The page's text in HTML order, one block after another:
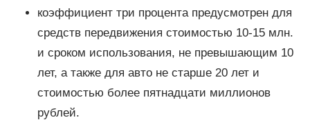
коэффициент три процента предусмотрен для
средств передвижения стоимостью 10-15 млн.
и сроком использования, не превышающим 10
лет, а также для авто не старше 20 лет и
стоимостью более пятнадцати миллионов
рублей.